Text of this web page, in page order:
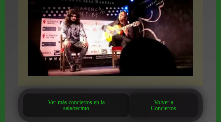
Ver más conciertos en la
sala/recinto
Volver a
Conciertos